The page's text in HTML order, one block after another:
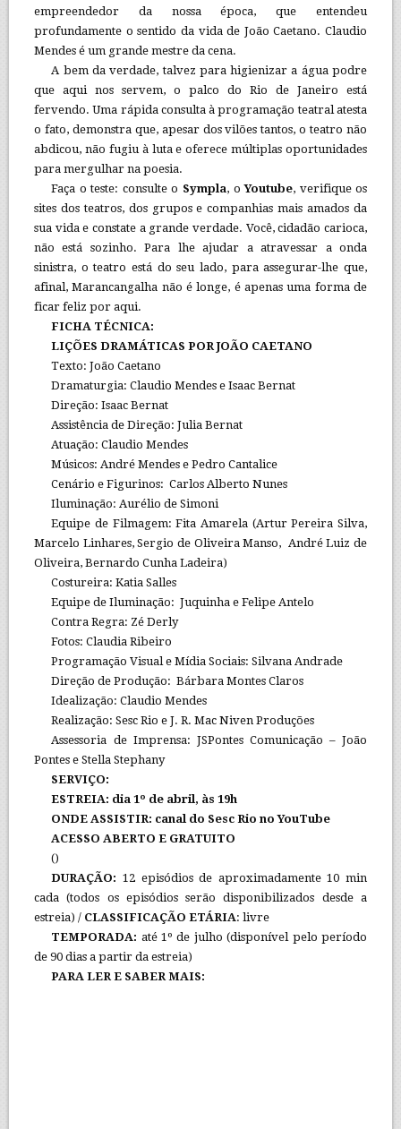
empreendedor da nossa época, que entendeu
profundamente o sentido da vida de João Caetano. Claudio
Mendes é um grande mestre da cena.
A bem da verdade, talvez para higienizar a água podre
que aqui nos servem, o palco do Rio de Janeiro está
fervendo. Uma rápida consulta à programação teatral atesta
o fato, demonstra que, apesar dos vilões tantos, o teatro não
abdicou, não fugiu à luta e oferece múltiplas oportunidades
para mergulhar na poesia.
Faça o teste: consulte o Sympla, oYoutube, verifique os
sites dos teatros, dos grupos e companhias mais amados da
sua vida e constate a grande verdade. Você, cidadão carioca,
não está sozinho. Para lhe ajudar a atravessar a onda
sinistra, o teatro está do seu lado, para assegurar-lhe que,
afinal, Marancangalha não é longe, é apenas uma forma de
ficar feliz por aqui.
FICHA TÉCNICA:
LIÇÕES DRAMÁTICAS POR JOÃO CAETANO
Texto: João Caetano
Dramaturgia: Claudio Mendes e Isaac Bernat
Direção: Isaac Bernat
Assistência de Direção: Julia Bernat
Atuação: Claudio Mendes
Músicos: André Mendes e Pedro Cantalice
Cenário e Figurinos: Carlos Alberto Nunes
Iluminação: Aurélio de Simoni
Equipe de Filmagem: Fita Amarela (Artur Pereira Silva,
Marcelo Linhares, Sergio de Oliveira Manso, André Luiz de
Oliveira, Bernardo Cunha Ladeira)
Costureira: Katia Salles
Equipe de Iluminação: Juquinha e Felipe Antelo
Contra Regra: Zé Derly
Fotos: Claudia Ribeiro
Programação Visual e Mídia Sociais: Silvana Andrade
Direção de Produção: Bárbara Montes Claros
Idealização: Claudio Mendes
Realização: Sesc Rio e J. R. Mac Niven Produções
Assessoria de Imprensa: JSPontes Comunicação – João
Pontes e Stella Stephany
SERVIÇO:
ESTREIA: dia 1º de abril, às 19h
ONDE ASSISTIR: canal do Sesc Rio no YouTube
ACESSO ABERTO E GRATUITO
()
DURAÇÃO: 12 episódios de aproximadamente 10 min
cada (todos os episódios serão disponibilizados desde a
estreia) / CLASSIFICAÇÃO ETÁRIA: livre
TEMPORADA: até 1º de julho (disponível pelo período
de 90 dias a partir da estreia)
PARA LER E SABER MAIS: